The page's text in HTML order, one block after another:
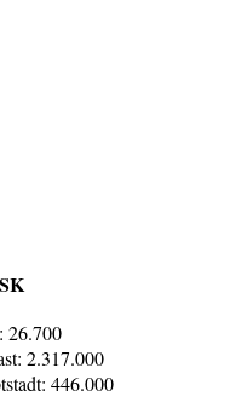
26.700
2.317.000
446.000